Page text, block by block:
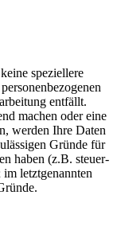
speziellere
entfällt.
machen oder eine
werden Ihre Daten
Gründe für
haben (z.B. steuer-
letztgenannten